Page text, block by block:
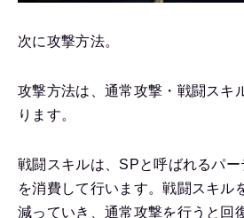
次に攻撃方法。
攻撃方法は、通常攻撃・戦闘スキ
ります。
戦闘スキルは、SPと呼ばれるパー
を消費して行います。戦闘スキル
減っていき、通常攻撃を行うと回